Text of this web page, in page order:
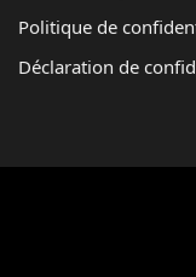
Politique de
Déclaration de